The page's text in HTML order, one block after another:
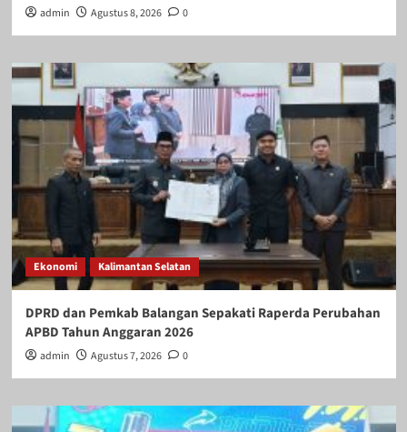
admin Agustus 8, 2026 0
Ekonomi Kalimantan Selatan
DPRD dan Pemkab Balangan Sepakati Raperda Perubahan
APBD Tahun Anggaran 2026
admin Agustus 7, 2026 0